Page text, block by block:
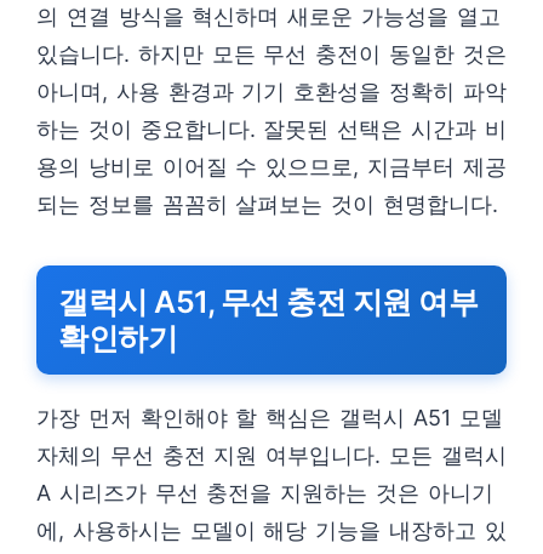
의 연결 방식을 혁신하며 새로운 가능성을 열고
있습니다. 하지만 모든 무선 충전이 동일한 것은
아니며, 사용 환경과 기기 호환성을 정확히 파악
하는 것이 중요합니다. 잘못된 선택은 시간과 비
용의 낭비로 이어질 수 있으므로, 지금부터 제공
되는 정보를 꼼꼼히 살펴보는 것이 현명합니다.
갤럭시 A51, 무선 충전 지원 여부
확인하기
가장 먼저 확인해야 할 핵심은 갤럭시 A51 모델
자체의 무선 충전 지원 여부입니다. 모든 갤럭시
A 시리즈가 무선 충전을 지원하는 것은 아니기
에, 사용하시는 모델이 해당 기능을 내장하고 있